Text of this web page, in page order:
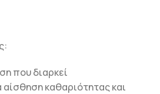
που διαρκεί
καθαριότητας και